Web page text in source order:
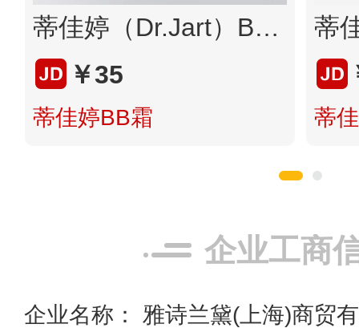
蒂佳婷（Dr.Jart）B5BB有色面霜 水润清透高倍防晒 妆前粉底 01亮肤色 5ml
￥35
蒂佳婷BB霜 蒂
企业工商
企业名称： 雅诗兰黛(上海)商贸